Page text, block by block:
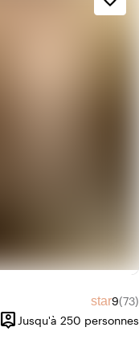
starNote
9(73)
person_pin
Capacité
Jusqu'à 250 personnes
info
Chaleureux